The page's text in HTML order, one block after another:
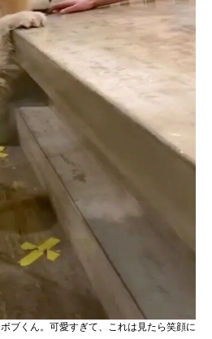
ブくん。可愛すぎて、これは見たら笑顔に